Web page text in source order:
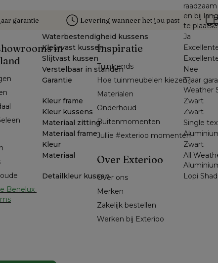
en bij
te
Waterbestendigheid kussens
Ja
Kleurvast kussen
Slijtvast kussen
Verstelbaar in standen
Nee
Garantie
3 jaar
Weather
Kleur frame
Zwart
Kleur kussens
Zwart
Materiaal zitting
Single
Materiaal frame
Kleur
Zwart
Materiaal
All
Detailkleur kussen
Lopi
garantie Levering wanneer het jou past
in
Benelux
Inspiratie
Tuintrends
Hoe tuinmeubelen kiezen?
Materialen
Onderhoud
Buitenmomenten
Jullie #exterioo momenten
Over Exterioo
Over ons
Merken
Zakelijk bestellen
Werken bij Exterioo